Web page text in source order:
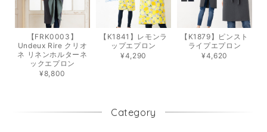
【FRK0003】
Undeux Rire クリオ
ネ リネンホルターネ
ックエプロン
¥8,800
【K1841】レモンラ
ップエプロン
¥4,290
【K1879】ピンスト
ライプエプロン
¥4,620
Category